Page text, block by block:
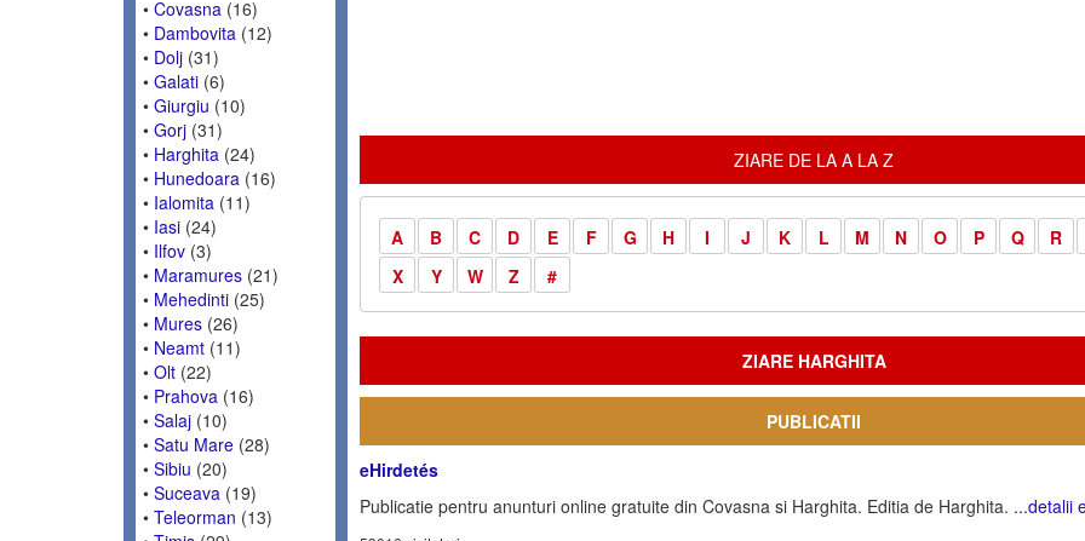
• Covasna (16)
• Dambovita (12)
• Dolj (31)
• Galati (6)
• Giurgiu (10)
• Gorj (31)
• Harghita (24)
• Hunedoara (16)
• Ialomita (11)
• Iasi (24)
• Ilfov (3)
• Maramures (21)
• Mehedinti (25)
• Mures (26)
• Neamt (11)
• Olt (22)
• Prahova (16)
• Salaj (10)
• Satu Mare (28)
• Sibiu (20)
• Suceava (19)
• Teleorman (13)
ZIARE DE LA A LA Z
A B C D E F G H I J K L M N O P Q R
X
Y W Z #
ZIARE HARGHITA
PUBLICATII
eHirdetés
Publicatie pentru anunturi online gratuite din Covasna si Harghita. Editia de Harghita. ...detalii